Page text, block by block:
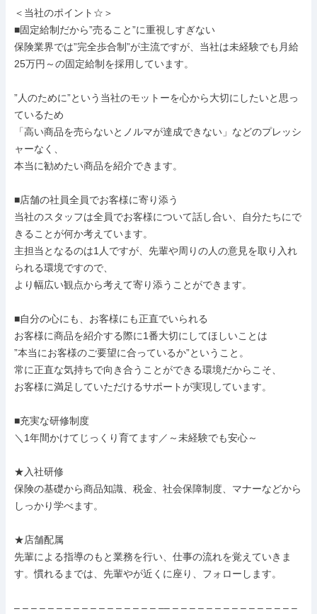
＜当社のポイント☆＞
■固定給制だから”売ること”に重視しすぎない
保険業界では”完全歩合制”が主流ですが、当社は未経験でも月給
25万円～の固定給制を採用しています。
”人のために”という当社のモットーを心から大切にしたいと思っ
ているため
「高い商品を売らないとノルマが達成できない」などのプレッシ
ャーなく、
本当に勧めたい商品を紹介できます。
■店舗の社員全員でお客様に寄り添う
当社のスタッフは全員でお客様について話し合い、自分たちにで
きることが何か考えています。
主担当となるのは1人ですが、先輩や周りの人の意見を取り入れ
られる環境ですので、
より幅広い観点から考えて寄り添うことができます。
■自分の心にも、お客様にも正直でいられる
お客様に商品を紹介する際に1番大切にしてほしいことは
”本当にお客様のご要望に合っているか”ということ。
常に正直な気持ちで向き合うことができる環境だからこそ、
お客様に満足していただけるサポートが実現しています。
■充実な研修制度
＼1年間かけてじっくり育てます／～未経験でも安心～
★入社研修
保険の基礎から商品知識、税金、社会保障制度、マナーなどから
しっかり学べます。
★店舗配属
先輩による指導のもと業務を行い、仕事の流れを覚えていきま
す。慣れるまでは、先輩やが近くに座り、フォローします。
– – – – – – – – – – – – – – – – – –– – – – – – – – – – – – – – – –